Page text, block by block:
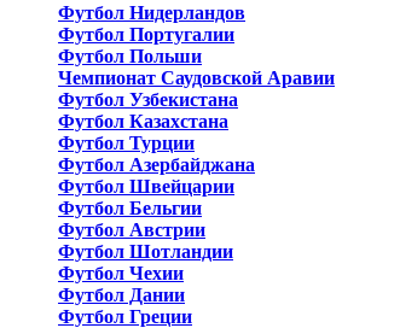
Футбол Нидерландов
Футбол Португалии
Футбол Польши
Чемпионат Саудовской Аравии
Футбол Узбекистана
Футбол Казахстана
Футбол Турции
Футбол Азербайджана
Футбол Швейцарии
Футбол Бельгии
Футбол Австрии
Футбол Шотландии
Футбол Чехии
Футбол Дании
Футбол Греции